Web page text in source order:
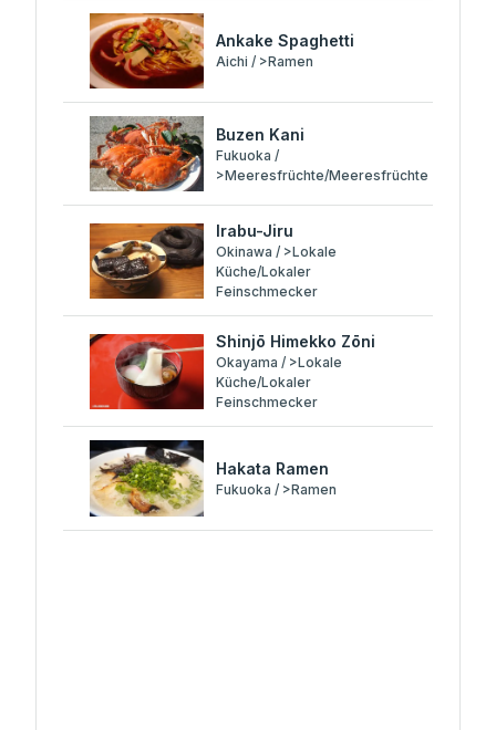
Ankake Spaghetti
Aichi / >Ramen
Buzen Kani
Fukuoka /
>Meeresfrüchte/Meeresfrüchte
Irabu-Jiru
Okinawa / >Lokale
Küche/Lokaler
Feinschmecker
Shinjō Himekko Zōni
Okayama / >Lokale
Küche/Lokaler
Feinschmecker
Hakata Ramen
Fukuoka / >Ramen